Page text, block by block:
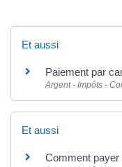
Et aussi
Paiement par
Argent - Impôts -
Et aussi
Comment